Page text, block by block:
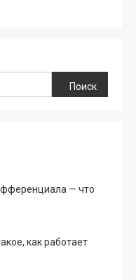
Поиск
— что
как работает